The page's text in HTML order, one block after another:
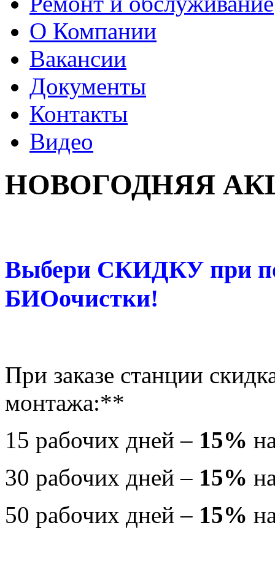
О Компании
Вакансии
Документы
Контакты
Видео
НОВОГОДНЯЯ
Выбери СКИДКУ при
БИОочистки!
При заказе станции
монтажа:**
15 рабочих дней – 15%
30 рабочих дней – 15%
50 рабочих дней – 15%